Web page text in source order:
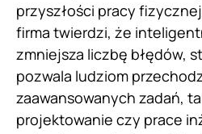
przyszłości pracy
firma twierdzi, że
zmniejsza liczbę błędów,
pozwala ludziom
zaawansowanych zadań,
projektowanie czy prace